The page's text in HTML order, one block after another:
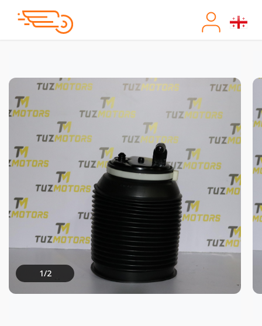
1/2